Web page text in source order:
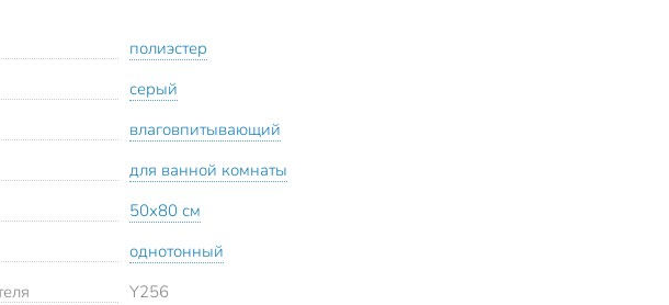
полиэстер
серый
влаговпитывающий
для ванной комнаты
50х80 см
однотонный
Y256